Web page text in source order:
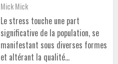
Mick Mick
Le stress touche une part
significative de la population, se
manifestant sous diverses formes
et altérant la qualité…